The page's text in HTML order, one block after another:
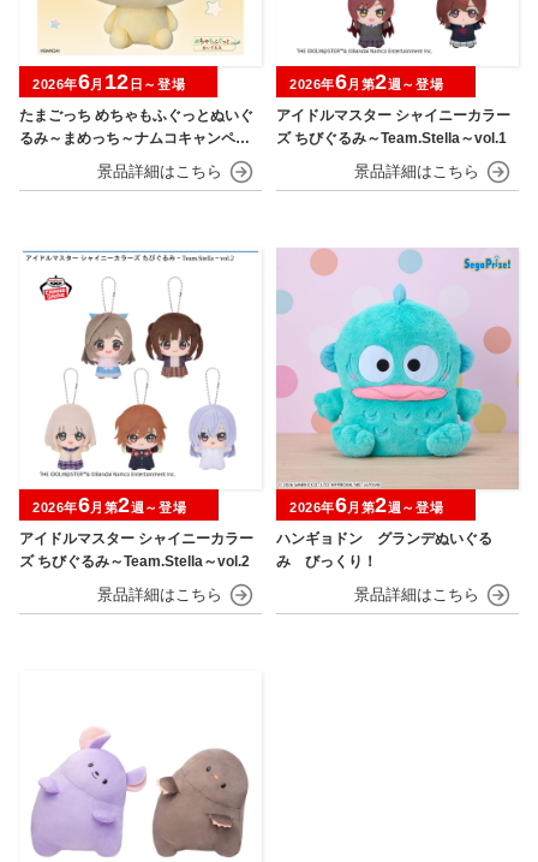
たまごっち めちゃもふぐっとぬいぐ
るみ～まめっち～ナムコキャンペー
2026年6月 12 日～登場
アイドルマスター シャイニーカラー
ズ ちびぐるみ～Team.Stella～vol.1
2026年6月第2週～登場
アイドルマスター シャイニーカラー
ズ ちびぐるみ～Team.Stella～vol.2
2026年6月第2週～登場
ハンギョドン グランデぬいぐる
み びっくり！
2026年6月第2週～登場